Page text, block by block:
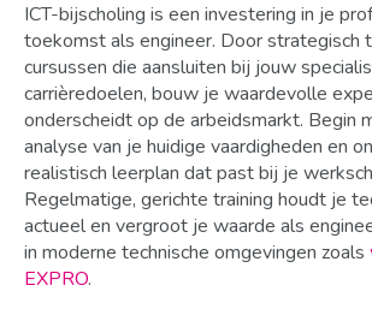
ICT-bijscholing is een investering in je
toekomst als engineer. Door strategisch
cursussen die aansluiten bij jouw
carrièredoelen, bouw je waardevolle
onderscheidt op de arbeidsmarkt. Begin
analyse van je huidige vaardigheden en
realistisch leerplan dat past bij je
Regelmatige, gerichte training houdt je
actueel en vergroot je waarde als
in moderne technische omgevingen zoals
EXPRO.